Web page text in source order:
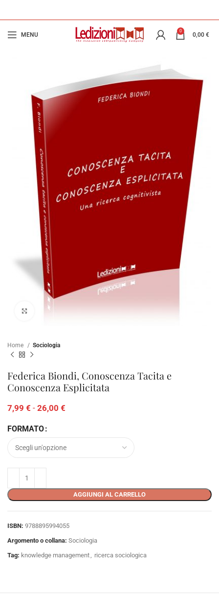
MENU
0
0,00 €
Clicca per ampliare
Home Sociologia
Federica Biondi, Conoscenza Tacita e
Conoscenza Esplicitata
7,99 € - 26,00 €
FORMATO
AGGIUNGI AL CARRELLO
ISBN: 9788895994055
Argomento o collana: Sociologia
Tag: knowledge management, ricerca sociologica